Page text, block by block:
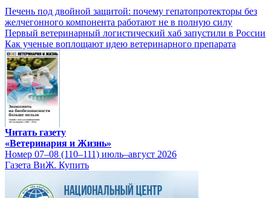
Печень под двойной защитой: почему гепатопротекторы без
желчегонного компонента работают не в полную силу
Первый ветеринарный логистический хаб запустили в России
Как ученые воплощают идею ветеринарного препарата
Читать газету
«Ветеринария и Жизнь»
Номер 07–08 (110–111) июль–август 2026
Газета ВиЖ. Купить